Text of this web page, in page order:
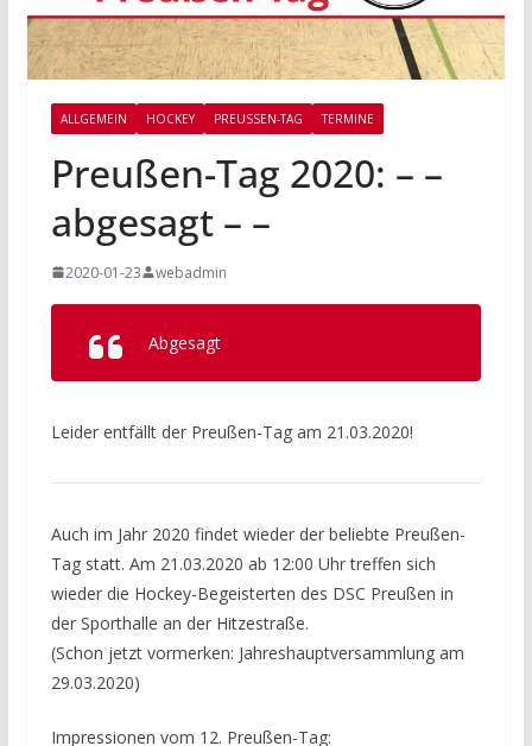
ALLGEMEIN HOCKEY PREUSSEN-TAG TERMINE
Preußen-Tag 2020: – –
abgesagt – –
2020-01-23 webadmin
Abgesagt
Leider entfällt der Preußen-Tag am 21.03.2020!
Auch im Jahr 2020 findet wieder der beliebte Preußen-
Tag statt. Am 21.03.2020 ab 12:00 Uhr treffen sich
wieder die Hockey-Begeisterten des DSC Preußen in
der Sporthalle an der Hitzestraße.
(Schon jetzt vormerken: Jahreshauptversammlung am
29.03.2020)
Impressionen vom 12. Preußen-Tag: